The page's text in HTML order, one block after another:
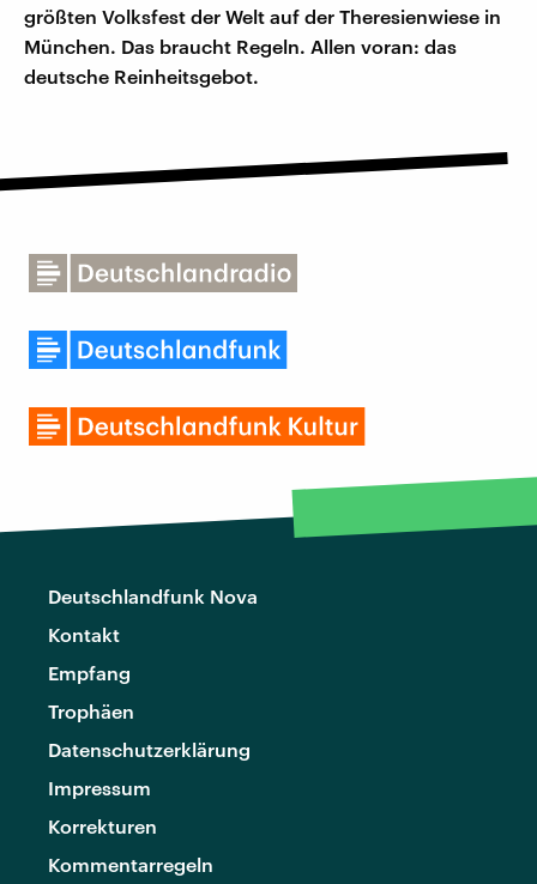
größten Volksfest der Welt auf der Theresienwiese in
München. Das braucht Regeln. Allen voran: das
deutsche Reinheitsgebot.
Deutschlandfunk Nova
Kontakt
Empfang
Trophäen
Datenschutzerklärung
Impressum
Korrekturen
Kommentarregeln